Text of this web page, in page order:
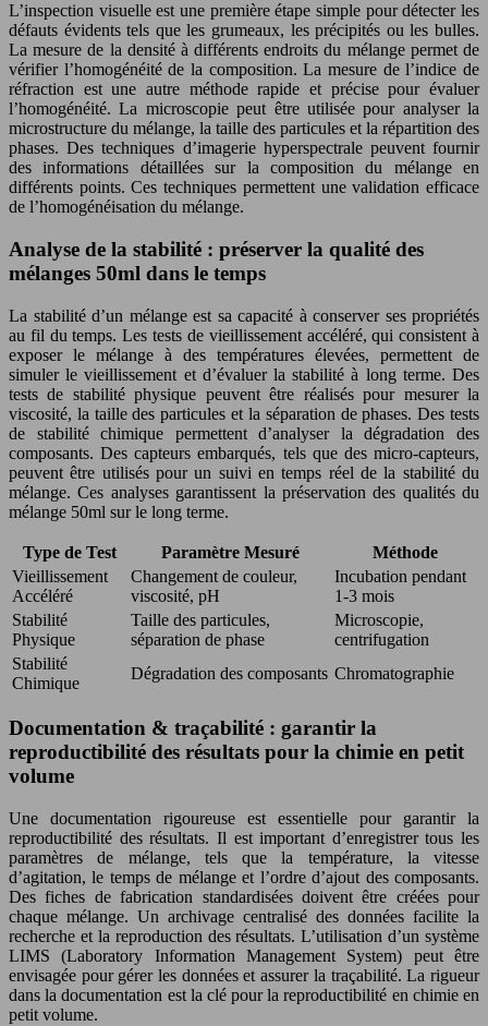
L’inspection visuelle est une première étape simple pour détecter les
défauts évidents tels que les grumeaux, les précipités ou les bulles.
La mesure de la densité à différents endroits du mélange permet de
vérifier l’homogénéité de la composition. La mesure de l’indice de
réfraction est une autre méthode rapide et précise pour évaluer
l’homogénéité. La microscopie peut être utilisée pour analyser la
microstructure du mélange, la taille des particules et la répartition des
phases. Des techniques d’imagerie hyperspectrale peuvent fournir
des informations détaillées sur la composition du mélange en
différents points. Ces techniques permettent une validation efficace
de l’homogénéisation du mélange.
Analyse de la stabilité : préserver la qualité des
mélanges 50ml dans le temps
La stabilité d’un mélange est sa capacité à conserver ses propriétés
au fil du temps. Les tests de vieillissement accéléré, qui consistent à
exposer le mélange à des températures élevées, permettent de
simuler le vieillissement et d’évaluer la stabilité à long terme. Des
tests de stabilité physique peuvent être réalisés pour mesurer la
viscosité, la taille des particules et la séparation de phases. Des tests
de stabilité chimique permettent d’analyser la dégradation des
composants. Des capteurs embarqués, tels que des micro-capteurs,
peuvent être utilisés pour un suivi en temps réel de la stabilité du
mélange. Ces analyses garantissent la préservation des qualités du
mélange 50ml sur le long terme.
Type de Test Paramètre Mesuré
Méthode
Vieillissement
Accéléré
Changement de couleur,
viscosité, pH
Incubation pendant
1-3 mois
Stabilité
Physique
Taille des particules,
séparation de phase
Microscopie,
centrifugation
Stabilité
Chimique
Dégradation des composants Chromatographie
Documentation & traçabilité : garantir la
reproductibilité des résultats pour la chimie en petit
volume
Une documentation rigoureuse est essentielle pour garantir la
reproductibilité des résultats. Il est important d’enregistrer tous les
paramètres de mélange, tels que la température, la vitesse
d’agitation, le temps de mélange et l’ordre d’ajout des composants.
Des fiches de fabrication standardisées doivent être créées pour
chaque mélange. Un archivage centralisé des données facilite la
recherche et la reproduction des résultats. L’utilisation d’un système
LIMS (Laboratory Information Management System) peut être
envisagée pour gérer les données et assurer la traçabilité. La rigueur
dans la documentation est la clé pour la reproductibilité en chimie en
petit volume.